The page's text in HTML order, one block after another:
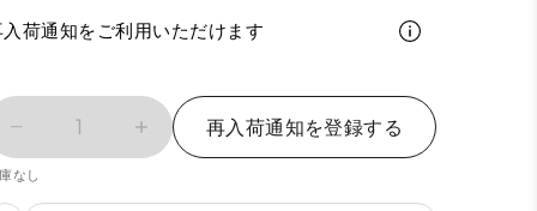
入荷通知をご利用いただけます
1 再入荷通知を登録する
なし